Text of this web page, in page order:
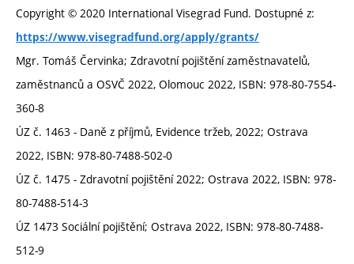
Copyright © 2020 International Visegrad Fund. Dostupné z:
https://www.visegradfund.org/apply/grants/
Mgr. Tomáš Červinka; Zdravotní pojištění zaměstnavatelů,
zaměstnanců a OSVČ 2022, Olomouc 2022, ISBN: 978-80-7554-
360-8
ÚZ č. 1463 - Daně z příjmů, Evidence tržeb, 2022; Ostrava
2022, ISBN: 978-80-7488-502-0
ÚZ č. 1475 - Zdravotní pojištění 2022; Ostrava 2022, ISBN: 978-
80-7488-514-3
ÚZ 1473 Sociální pojištění; Ostrava 2022, ISBN: 978-80-7488-
512-9